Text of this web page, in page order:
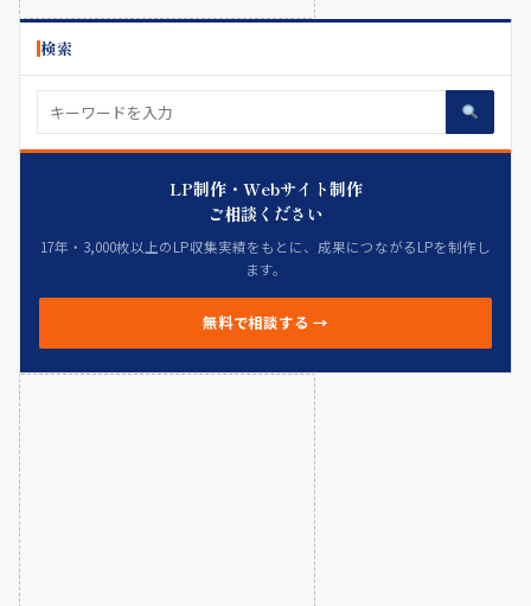
検索
LP制作・Webサイト制作
ご相談ください
17年・3,000枚以上のLP収集実績をもとに、成果につながるLPを制作し
ます。
無料で相談する →